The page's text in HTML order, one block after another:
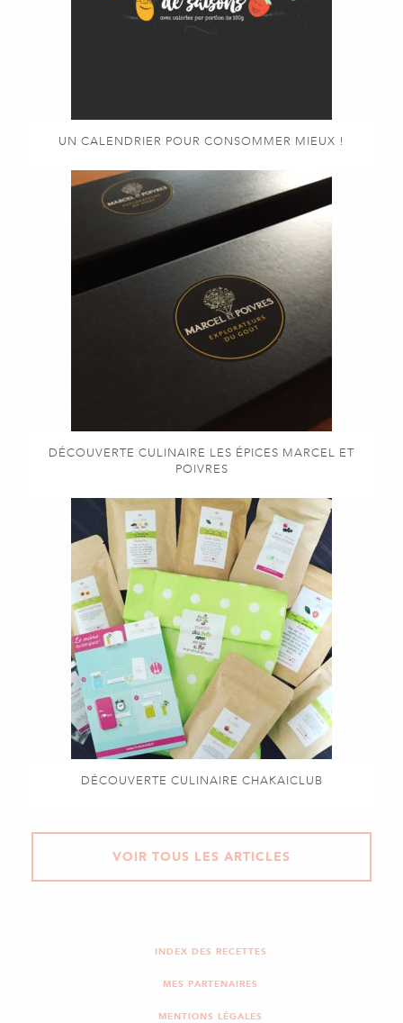
UN CALENDRIER POUR CONSOMMER MIEUX !
DÉCOUVERTE CULINAIRE LES ÉPICES MARCEL ET
POIVRES
DÉCOUVERTE CULINAIRE CHAKAICLUB
VOIR TOUS LES ARTICLES
INDEX DES RECETTES
MES PARTENAIRES
MENTIONS LÉGALES